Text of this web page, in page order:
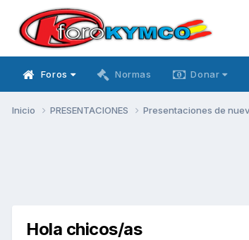
Foros Normas Donar
Inicio PRESENTACIONES Presentaciones de
Hola chicos/as